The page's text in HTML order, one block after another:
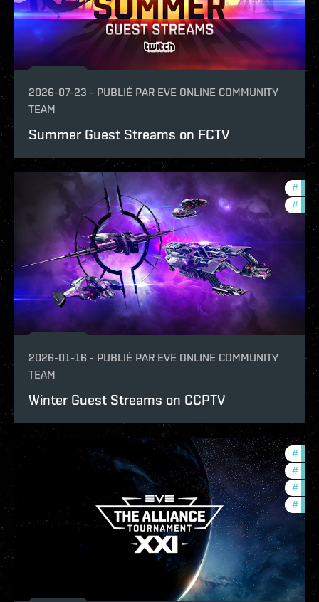
2026-07-23 - PUBLIÉ PAR EVE ONLINE COMMUNITY
TEAM
Summer Guest Streams on FCTV
#
#
2026-01-16 - PUBLIÉ PAR EVE ONLINE COMMUNITY
TEAM
Winter Guest Streams on CCPTV
#
#
#
#